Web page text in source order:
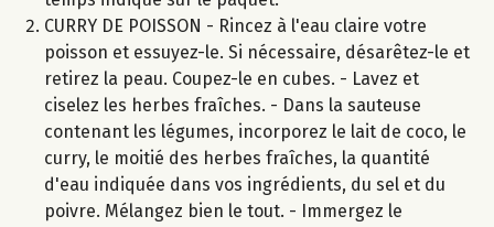
CURRY DE POISSON - Rincez à l'eau claire votre
poisson et essuyez-le. Si nécessaire, désarêtez-le et
retirez la peau. Coupez-le en cubes. - Lavez et
ciselez les herbes fraîches. - Dans la sauteuse
contenant les légumes, incorporez le lait de coco, le
curry, le moitié des herbes fraîches, la quantité
d'eau indiquée dans vos ingrédients, du sel et du
poivre. Mélangez bien le tout. - Immergez le